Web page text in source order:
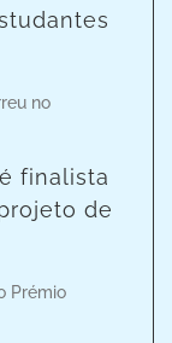
no
finalista
de
Prémio